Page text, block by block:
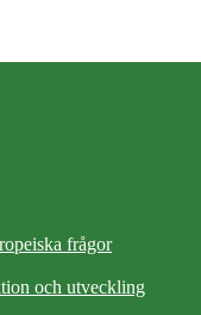
frågor
och utveckling